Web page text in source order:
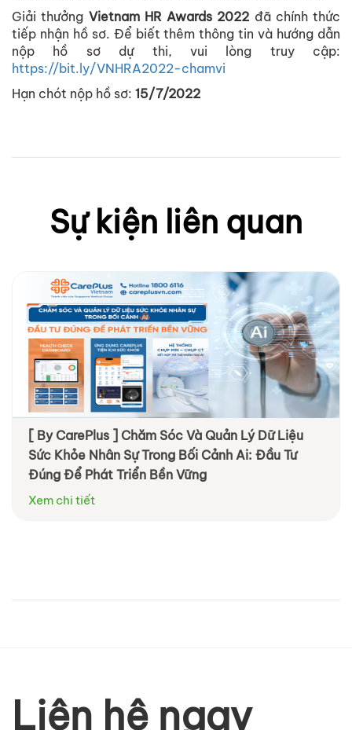
Giải thưởng Vietnam HR Awards 2022 đã chính thức
tiếp nhận hồ sơ. Để biết thêm thông tin và hướng dẫn
nộp hồ sơ dự thi, vui lòng truy cập:
https://bit.ly/VNHRA2022-chamvi
Hạn chót nộp hồ sơ: 15/7/2022
Sự kiện liên quan
[ By CarePlus ] Chăm Sóc Và Quản Lý Dữ Liệu
Sức Khỏe Nhân Sự Trong Bối Cảnh Ai: Đầu Tư
Đúng Để Phát Triển Bền Vững
Xem chi tiết
Liên hệ ngay